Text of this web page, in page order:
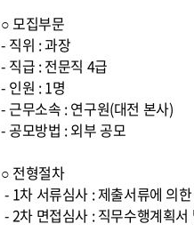
○ 모집부문
- 직위 : 과장
- 직급 : 전문직 4급
- 인원 : 1명
- 근무소속 : 연구원(대전 본사)
- 공모방법 : 외부 공모
○ 전형절차
- 1차 서류심사 : 제출서류에 의
- 2차 면접심사 : 직무수행계획